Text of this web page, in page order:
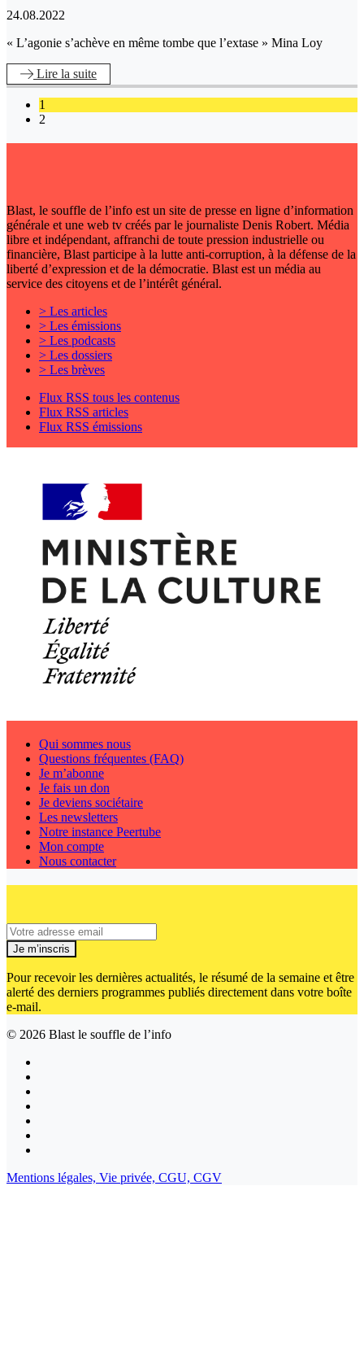
24.08.2022
« L’agonie s’achève en même tombe que l’extase » Mina Loy
Lire la suite
1
2
Blast, le souffle de l’info est un site de presse en ligne d’information
générale et une web tv créés par le journaliste Denis Robert. Média
libre et indépendant, affranchi de toute pression industrielle ou
financière, Blast participe à la lutte anti-corruption, à la défense de la
liberté d’expression et de la démocratie. Blast est un média au
service des citoyens et de l’intérêt général.
> Les articles
> Les émissions
> Les podcasts
> Les dossiers
> Les brèves
Flux RSS tous les contenus
Flux RSS articles
Flux RSS émissions
Qui sommes nous
Questions fréquentes (FAQ)
Je m’abonne
Je fais un don
Je deviens sociétaire
Les newsletters
Notre instance Peertube
Mon compte
Nous contacter
Je m’inscris
Pour recevoir les dernières actualités, le résumé de la semaine et être
alerté des derniers programmes publiés directement dans votre boîte
e-mail.
© 2026 Blast le souffle de l’info
Mentions légales, Vie privée, CGU, CGV